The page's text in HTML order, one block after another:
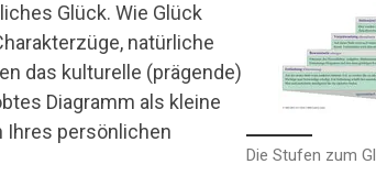
Glück. Wie Glück
natürliche
das kulturelle (prägende)
Diagramm als kleine
Ihres persönlichen
Die Stufen zum